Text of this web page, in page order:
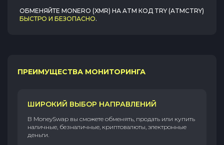
ОБМЕНЯЙТЕ MONERO (XMR) НА ATM КОД TRY (ATMCTRY)
БЫСТРО И БЕЗОПАСНО.
ПРЕИМУЩЕСТВА МОНИТОРИНГА
ШИРОКИЙ ВЫБОР НАПРАВЛЕНИЙ
В MoneySwap вы сможете обменять, продать или купить
наличные, безналичные, криптовалюты, электронные
деньги.